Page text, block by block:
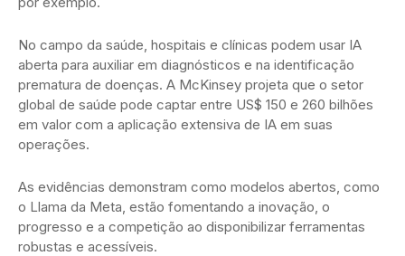
No campo da saúde, hospitais e clínicas podem usar IA
aberta para auxiliar em diagnósticos e na identificação
prematura de doenças. A McKinsey projeta que o setor
global de saúde pode captar entre US$ 150 e 260 bilhões
em valor com a aplicação extensiva de IA em suas
operações.
As evidências demonstram como modelos abertos, como
o Llama da Meta, estão fomentando a inovação, o
progresso e a competição ao disponibilizar ferramentas
robustas e acessíveis.